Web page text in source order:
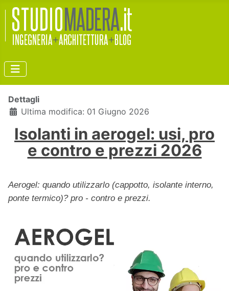
Dettagli
Ultima modifica: 01 Giugno 2026
Isolanti in aerogel: usi, pro
e contro e prezzi 2026
Aerogel: quando utilizzarlo (cappotto, isolante interno,
ponte termico)? pro - contro e prezzi.